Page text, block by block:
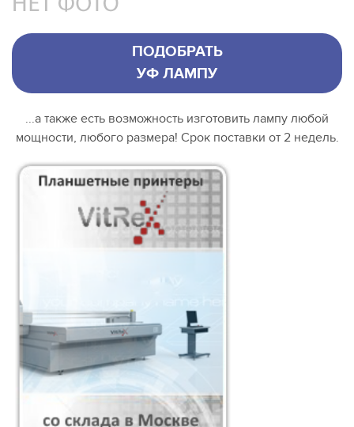
ПОДОБРАТЬ
УФ ЛАМПУ
...а также есть возможность изготовить лампу любой
мощности, любого размера! Срок поставки от 2 недель.